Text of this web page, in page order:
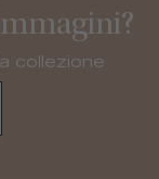
collezione